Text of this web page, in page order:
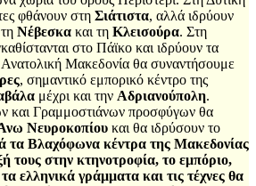
φθάνουν στη Σιάτιστα, αλλά ιδρύουν
Νέβεσκα και τη Κλεισούρα. Στη
στο Πάϊκο και ιδρύουν τα
Μακεδονία θα συναντήσουμε
, σημαντικό εμπορικό κέντρο της
μέχρι και την Αδριανούπολη.
και Γραμμοστιάνων προσφύγων θα
Νευροκοπίου και θα ιδρύσουν το
τα Βλαχόφωνα κέντρα της Μακεδονίας
τους στην κτηνοτροφία, το εμπόριο,
ελληνικά γράμματα και τις τέχνες θα